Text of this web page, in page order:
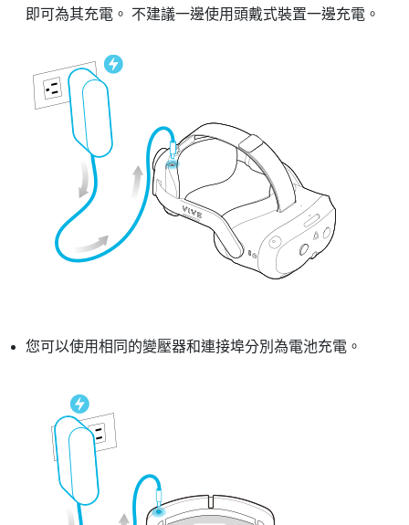
即可為其充電。 不建議一邊使用頭戴式裝置一邊充電。
您可以使用相同的變壓器和連接埠分別為電池充電。